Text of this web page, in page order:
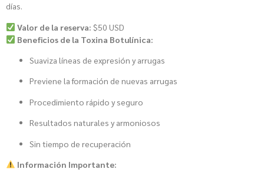
días.
Valor de la reserva: $50 USD
Beneficios de la Toxina Botulínica:
Suaviza líneas de expresión y arrugas
Previene la formación de nuevas arrugas
Procedimiento rápido y seguro
Resultados naturales y armoniosos
Sin tiempo de recuperación
Información Importante: